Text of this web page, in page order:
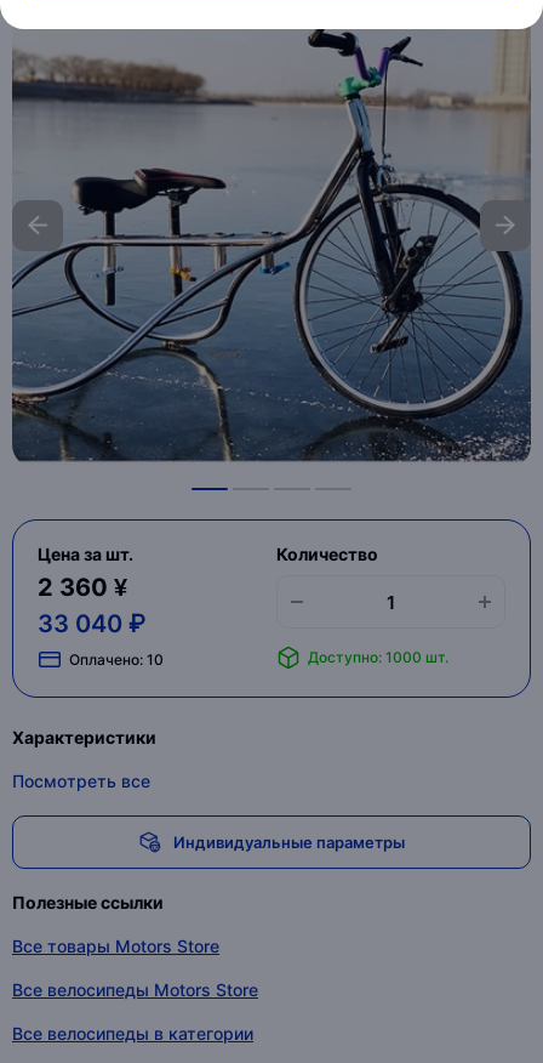
Цена за шт.
2 360 ¥
33 040 ₽
Оплачено: 10
Количество
Доступно: 1000 шт.
Характеристики
Посмотреть все
Индивидуальные параметры
Полезные ссылки
Все товары Motors Store
Все велосипеды Motors Store
Все велосипеды в категории